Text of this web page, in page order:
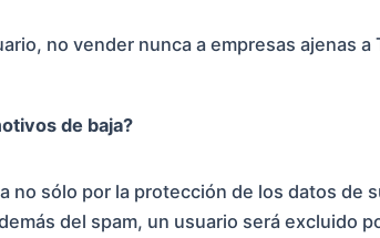
no vender nunca a empresas ajenas a
de baja?
no sólo por la protección de los datos de
del spam, un usuario será excluido